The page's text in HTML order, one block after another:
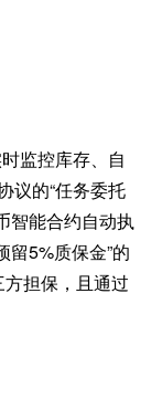
监控库存、自
议的“任务委托
智能合约自动执
5%质保金”的
担保，且通过